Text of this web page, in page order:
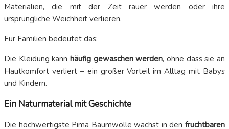
Materialien, die mit der Zeit rauer werden oder ihre
ursprüngliche Weichheit verlieren.
Für Familien bedeutet das:
Die Kleidung kann häufig gewaschen werden, ohne dass sie an
Hautkomfort verliert – ein großer Vorteil im Alltag mit Babys
und Kindern.
Ein Naturmaterial mit Geschichte
Die hochwertigste Pima Baumwolle wächst in den fruchtbaren